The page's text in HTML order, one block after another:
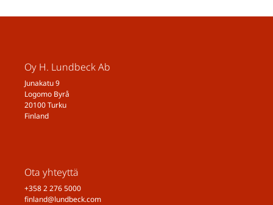
Oy H. Lundbeck Ab
Junakatu 9
Logomo Byrå
20100 Turku
Finland
Ota yhteyttä
+358 2 276 5000
finland@lundbeck.com